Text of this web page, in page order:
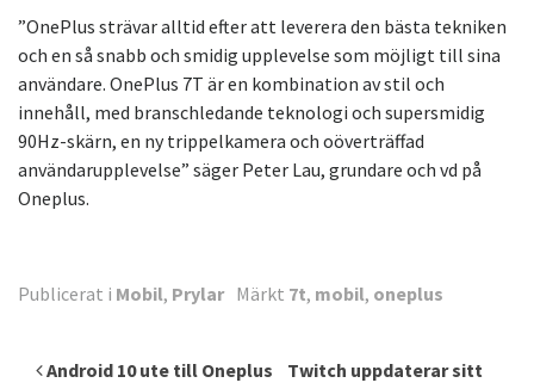
”OnePlus strävar alltid efter att leverera den bästa tekniken
och en så snabb och smidig upplevelse som möjligt till sina
användare. OnePlus 7T är en kombination av stil och
innehåll, med branschledande teknologi och supersmidig
90Hz-skärn, en ny trippelkamera och oöverträffad
användarupplevelse” säger Peter Lau, grundare och vd på
Oneplus.
Publicerat i Mobil, Prylar Märkt 7t, mobil, oneplus
Inläggsnavigering
Android 10 ute till Oneplus
Twitch uppdaterar sitt